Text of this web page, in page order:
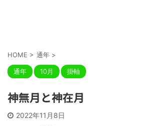
HOME > 通年 >
通年 10月 掛軸
神無月と神在月
2022年11月8日